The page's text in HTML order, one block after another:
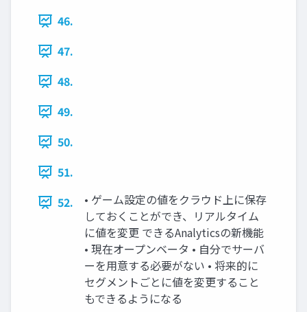
46.
47.
48.
49.
50.
51.
52.
• ゲーム設定の値をクラウド上に保存
しておくことができ、リアルタイム
に値を変更 できるAnalyticsの新機能
• 現在オープンベータ • 自分でサーバ
ーを用意する必要がない • 将来的に
セグメントごとに値を変更すること
もできるようになる